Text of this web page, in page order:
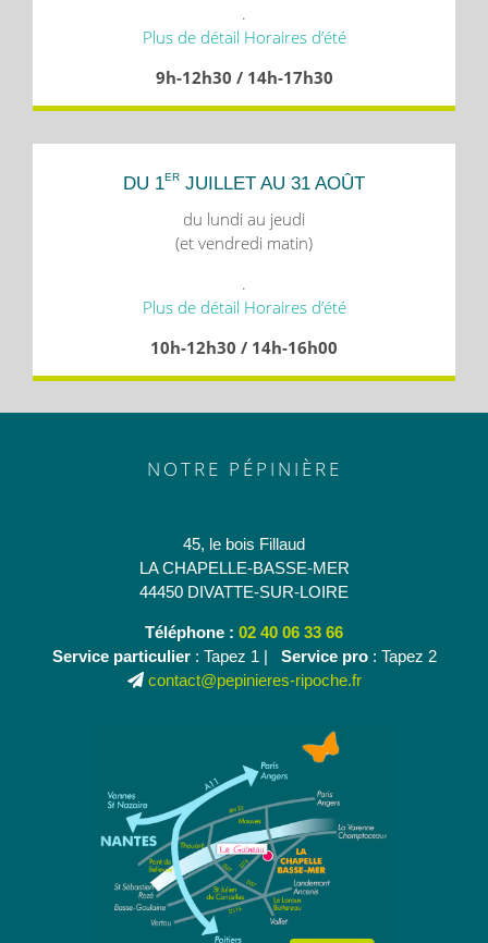
.
Plus de détail Horaires d’été
9h-12h30 / 14h-17h30
DU 1ER JUILLET AU 31 AOÛT
du lundi au jeudi
(et vendredi matin)
.
Plus de détail Horaires d’été
10h-12h30 / 14h-16h00
NOTRE PÉPINIÈRE
45, le bois Fillaud
LA CHAPELLE-BASSE-MER
44450 DIVATTE-SUR-LOIRE
Téléphone : 02 40 06 33 66
Service particulier: Tapez 1 | Service pro: Tapez 2
contact@pepinieres-ripoche.fr